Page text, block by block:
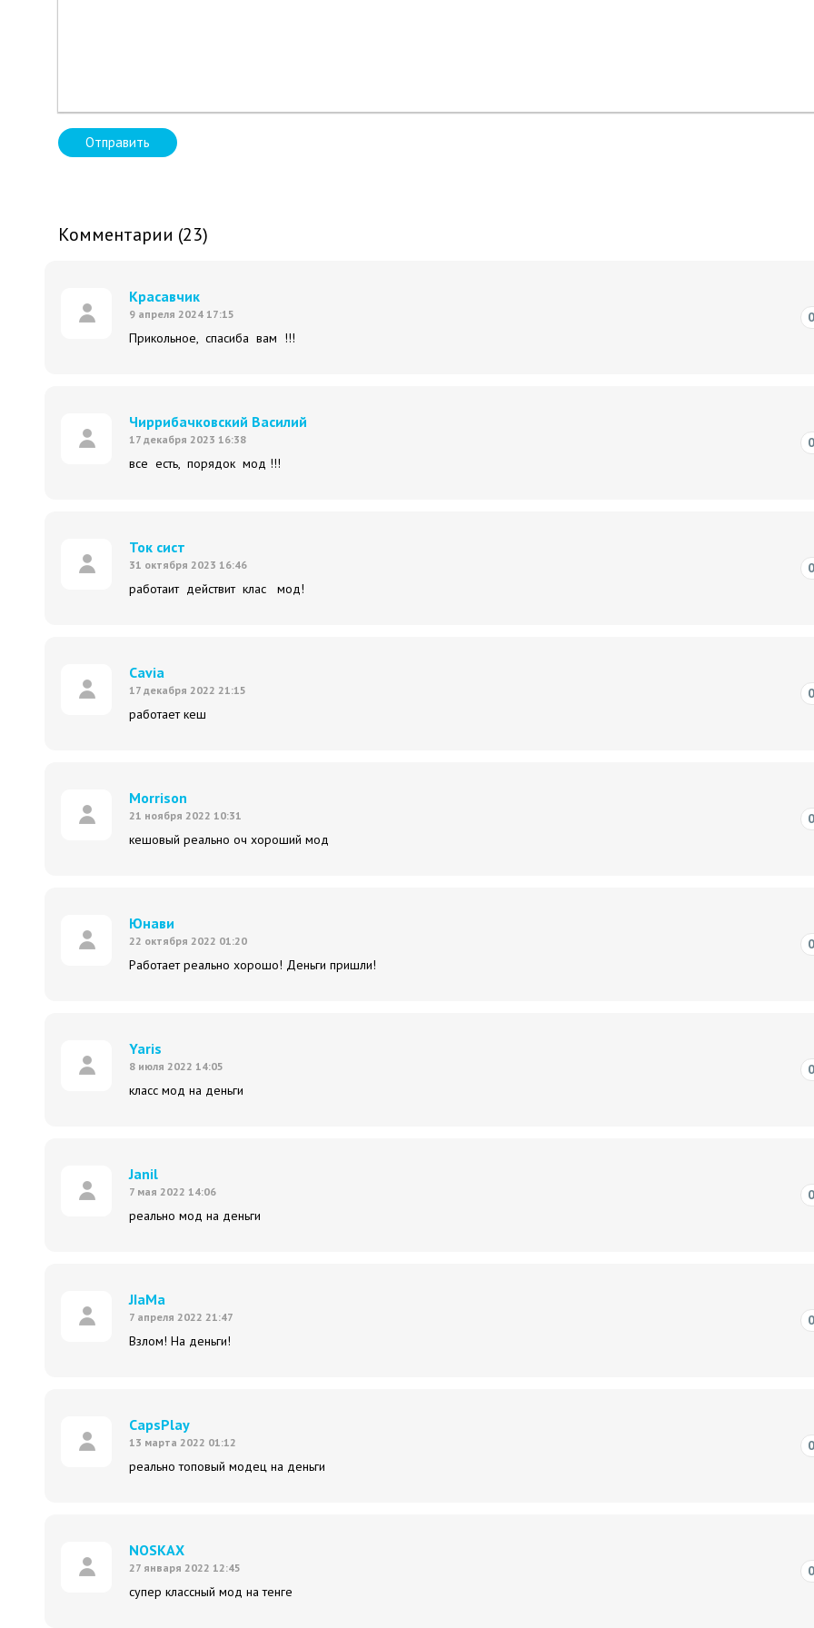
Отправить
Комментарии (23)
Красавчик
9 апреля 2024 17:15
Прикольное, спасиба вам !!!
Чиррибачковский Василий
17 декабря 2023 16:38
все есть, порядок мод !!!
Ток сист
31 октября 2023 16:46
работаит действит клас мод!
Cavia
17 декабря 2022 21:15
работает кеш
Morrison
21 ноября 2022 10:31
кешовый реально оч хороший мод
Юнави
22 октября 2022 01:20
Работает реально хорошо! Деньги пришли!
Yaris
8 июля 2022 14:05
класс мод на деньги
Janil
7 мая 2022 14:06
реально мод на деньги
JIaMa
7 апреля 2022 21:47
Взлом! На деньги!
CapsPlay
13 марта 2022 01:12
реально топовый модец на деньги
NOSKAX
27 января 2022 12:45
супер классный мод на тенге